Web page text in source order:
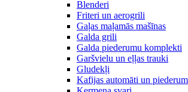
Blenderi
Friteri un aerogrili
Gaļas maļamās mašīnas
Galda grili
Galda piederumu komplekti
Garšvielu un eļļas trauki
Gludekļi
Kafijas automāti un